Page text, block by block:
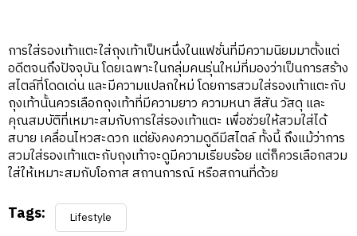
การใส่รองเท้าแตะใส่ถุงเท้าเป็นหนึ่งในแฟชั่นที่มีความนิยมมาตั้งแต่
อดีตจนถึงปัจจุบัน โดยเฉพาะในกลุ่มคนรุ่นใหม่ที่มองว่าเป็นการสร้าง
สไตล์ที่โดดเด่น และมีความแปลกใหม่ โดยการสวมใส่รองเท้าแตะกับ
ถุงเท้านั้นควรเลือกถุงเท้าที่มีความยาว ความหนา สีสัน วัสดุ และ
คุณสมบัติที่เหมาะสมกับการใส่รองเท้าแตะ เพื่อช่วยให้สวมใส่ได้
สบาย เคลื่อนไหวสะดวก แต่ยังคงความดูดีมีสไตล์ ทั้งนี้ ถึงแม้ว่าการ
สวมใส่รองเท้าแตะกับถุงเท้าจะดูมีความเรียบร้อย แต่ก็ควรเลือกสวม
ใส่ให้เหมาะสมกับโอกาส สถานการณ์ หรือสถานที่ด้วย
Tags: Lifestyle